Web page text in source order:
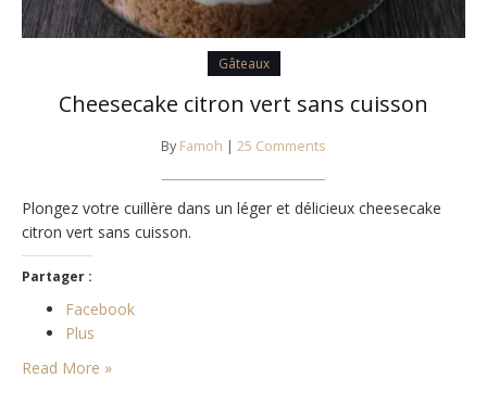
Gâteaux
Cheesecake citron vert sans cuisson
By Famoh | 25 Comments
Plongez votre cuillère dans un léger et délicieux cheesecake
citron vert sans cuisson.
Partager :
Facebook
Plus
Read More »